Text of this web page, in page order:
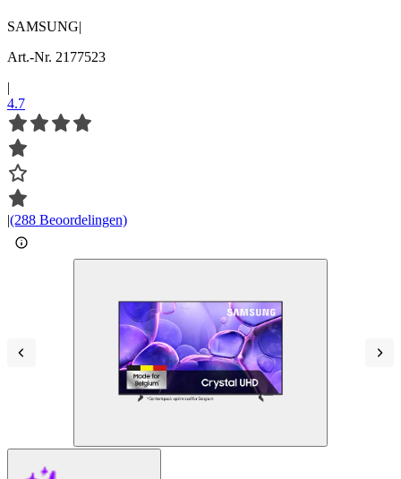
SAMSUNG|
Art.-Nr. 2177523
|
4.7
|(288 Beoordelingen)